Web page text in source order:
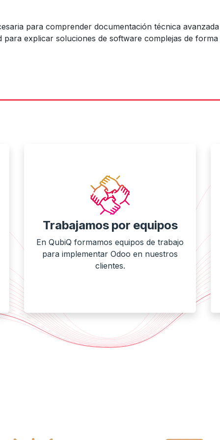
para comprender documentación técnica
para explicar soluciones de software complejas de
Trabajamos por equipos
En QubiQ formamos equipos de trabajo
para implementar Odoo en nuestros
clientes.